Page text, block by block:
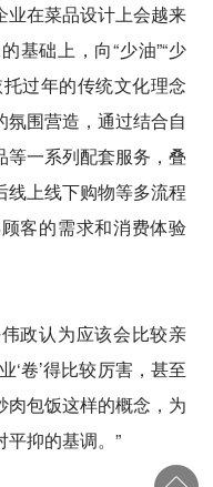
业在菜品设计上会越来
基础上，向“少油”“少
托过年的传统文化理念
围营造，通过结合自
一系列配套服务，叠
线上线下购物等多流程
客的需求和消费体验
政认为应该会比较亲
‘卷’得比较厉害，甚至
肉包饭这样的概念，为
抑的基调。”